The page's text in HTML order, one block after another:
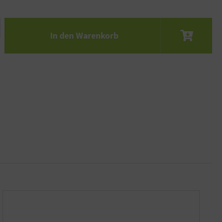
den gewünschten Wert ein oder benutze
In den Warenkorb